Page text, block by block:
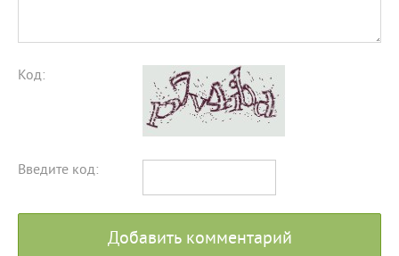
Код:
Введите код:
Добавить комментарий